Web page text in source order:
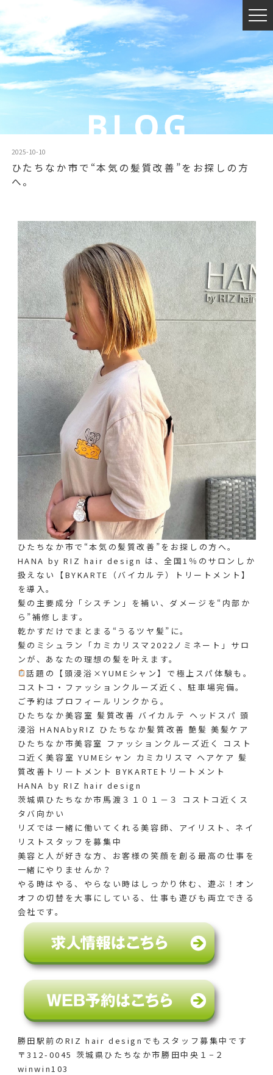
2025-10-10
ひたちなか市で“本気の髪質改善”をお探しの方
へ。
ひたちなか市で“本気の髪質改善”をお探しの方へ。
HANA by RIZ hair design は、全国1％のサロンしか
扱えない【BYKARTE（バイカルテ）トリートメント】
を導入。
髪の主要成分「シスチン」を補い、ダメージを“内部か
ら”補修します。
乾かすだけでまとまる“うるツヤ髪”に。
髪のミシュラン「カミカリスマ2022ノミネート」サロ
ンが、あなたの理想の髪を叶えます。
話題の【頭浸浴×YUMEシャン】で極上スパ体験も。
コストコ・ファッションクルーズ近く、駐車場完備。
ご予約はプロフィールリンクから。
ひたちなか美容室 髪質改善 バイカルテ ヘッドスパ 頭
浸浴 HANAbyRIZ ひたちなか髪質改善 艶髪 美髪ケア
ひたちなか市美容室 ファッションクルーズ近く コスト
コ近く美容室 YUMEシャン カミカリスマ ヘアケア 髪
質改善トリートメント BYKARTEトリートメント
HANA by RIZ hair design
茨城県ひたちなか市馬渡３１０１－３ コストコ近くス
タバ向かい
リズでは一緒に働いてくれる美容師、アイリスト、ネイ
リストスタッフを募集中
美容と人が好きな方、お客様の笑顔を創る最高の仕事を
一緒にやりませんか？
やる時はやる、やらない時はしっかり休む、遊ぶ！オン
オフの切替を大事にしている、仕事も遊びも両立できる
会社です。
勝田駅前のRIZ hair designでも スタッフ募集中です
〒312-0045 茨城県ひたちなか市勝田中央１−２
winwin103